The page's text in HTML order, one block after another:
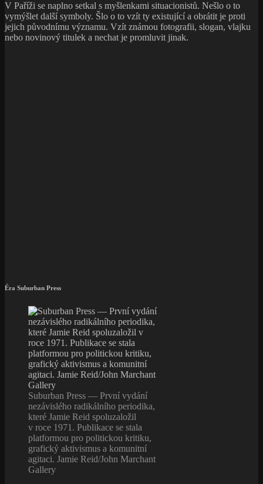
V Paříži se naplno setkal s myšlenkami situacionistů. Nešlo o to
vymýšlet další symboly. Šlo o to vzít ty existující a obrátit je proti
jejich původnímu významu. Vzít známou fotografii, slogan, vlajku
nebo novinový titulek a nechat je promluvit jinak.
Éra Suburban Press
Suburban Press — První vydání
nezávislého radikálního periodika,
které Jamie Reid spoluzaložil
v roce 1971. Publikace se stala
platformou pro politickou kritiku,
grafický aktivismus a komunitní
agitaci. Jamie Reid/John Marchant
Gallery